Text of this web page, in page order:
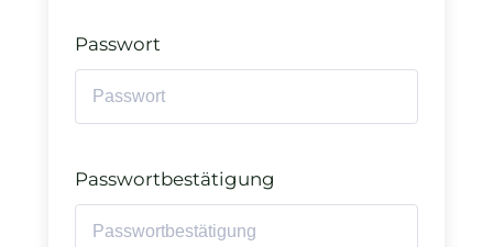
Passwort
Passwortbestätigung